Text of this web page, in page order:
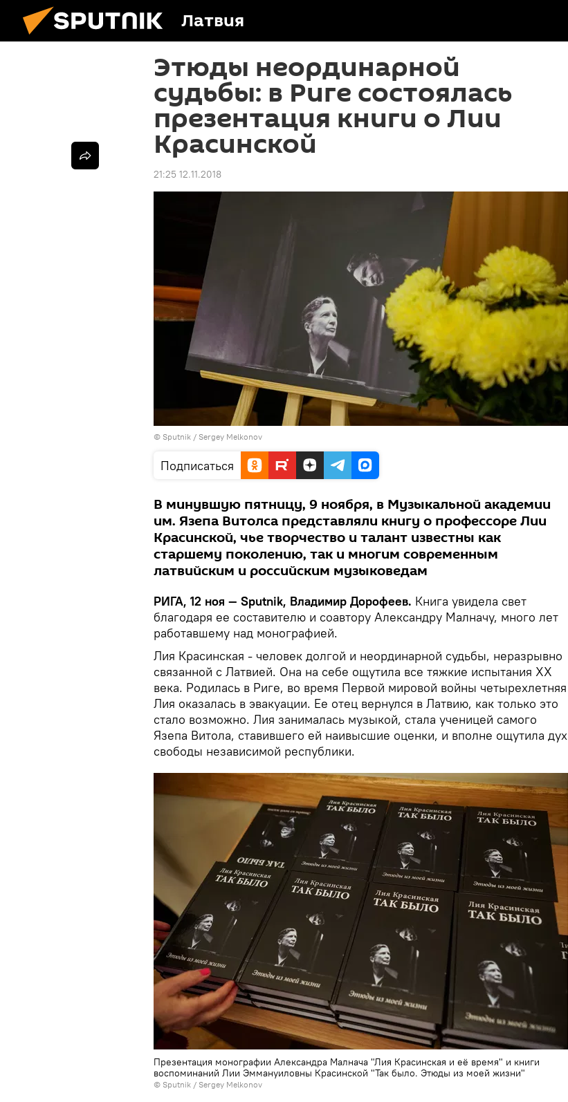
Латвия
Этюды неординарной
судьбы: в Риге состоялась
презентация книги о Лии
Красинской
21:25 12.11.2018
© Sputnik / Sergey Melkonov
Подписаться
В минувшую пятницу, 9 ноября, в Музыкальной академии
им. Язепа Витолса представляли книгу о профессоре Лии
Красинской, чье творчество и талант известны как
старшему поколению, так и многим современным
латвийским и российским музыковедам
РИГА, 12 ноя — Sputnik, Владимир Дорофеев. Книга увидела свет
благодаря ее составителю и соавтору Александру Малначу, много лет
работавшему над монографией.
Лия Красинская - человек долгой и неординарной судьбы, неразрывно
связанной с Латвией. Она на себе ощутила все тяжкие испытания XX
века. Родилась в Риге, во время Первой мировой войны четырехлетняя
Лия оказалась в эвакуации. Ее отец вернулся в Латвию, как только это
стало возможно. Лия занималась музыкой, стала ученицей самого
Язепа Витола, ставившего ей наивысшие оценки, и вполне ощутила дух
свободы независимой республики.
Презентация монографии Александра Малнача "Лия Красинская и её время" и книги
воспоминаний Лии Эммануиловны Красинской "Так было. Этюды из моей жизни"
© Sputnik / Sergey Melkonov